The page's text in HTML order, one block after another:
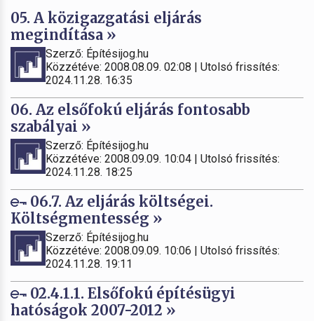
05. A közigazgatási eljárás
megindítása »
Szerző: Építésijog.hu
Közzétéve: 2008.08.09. 02:08 | Utolsó frissítés:
2024.11.28. 16:35
06. Az elsőfokú eljárás fontosabb
szabályai »
Szerző: Építésijog.hu
Közzétéve: 2008.09.09. 10:04 | Utolsó frissítés:
2024.11.28. 18:25
06.7. Az eljárás költségei.
Költségmentesség »
Szerző: Építésijog.hu
Közzétéve: 2008.09.09. 10:06 | Utolsó frissítés:
2024.11.28. 19:11
02.4.1.1. Elsőfokú építésügyi
hatóságok 2007-2012 »